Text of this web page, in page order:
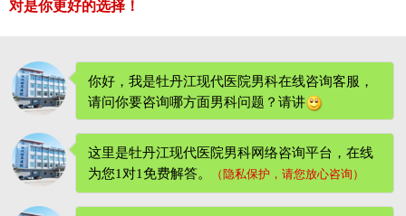
对是你更好的选择！
你好，我是牡丹江现代医院男科在线咨询客服，
请问你要咨询哪方面男科问题？请讲
这里是牡丹江现代医院男科网络咨询平台，在线
为您1对1免费解答。
（隐私保护，请您放心咨询）